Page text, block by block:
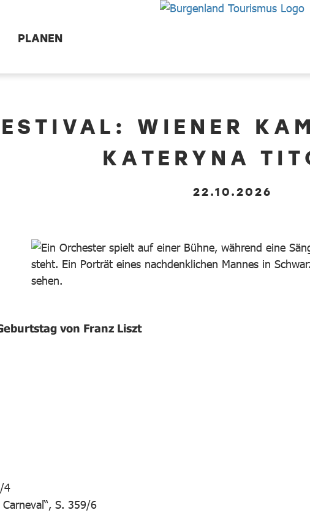
PLANEN
WIENER
KATERYNA
22.10.2026
von Franz Liszt
4
S. 359/6